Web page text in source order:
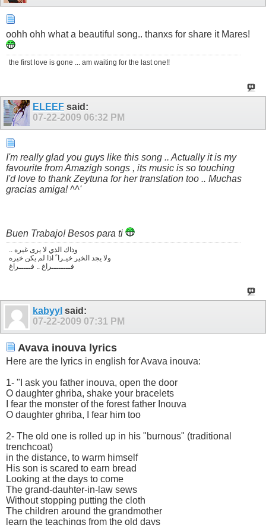
oohh ohh what a beautiful song.. thanxs for share it Mares!
the first love is gone ... am waiting for the last one!!
ELEEF said:
07-22-2009 06:32 PM
I'm really glad you guys like this song .. Actually it is my
favourite from Amazigh songs , its music is so touching
I'd love to thank Zeytuna for her translation too .. Muchas
gracias amiga! ^^'
Buen Trabajo! Besos para ti
.. وذاك الذي لا يرى غيره
ولا يجد الخير خيـرا ً اذا لم يكن خيره
فــــــــراغ .. فـــــراغ
kabyyl said:
07-22-2009 07:31 PM
Avava inouva lyrics
Here are the lyrics in english for Avava inouva:
1- "I ask you father inouva, open the door
O daughter ghriba, shake your bracelets
I fear the monster of the forest father Inouva
O daughter ghriba, I fear him too
2- The old one is rolled up in his "burnous" (traditional
trenchcoat)
in the distance, to warm himself
His son is scared to earn bread
Looking at the days to come
The grand-dauhter-in-law sews
Without stopping putting the cloth
The children around the grandmother
learn the teachings from the old days